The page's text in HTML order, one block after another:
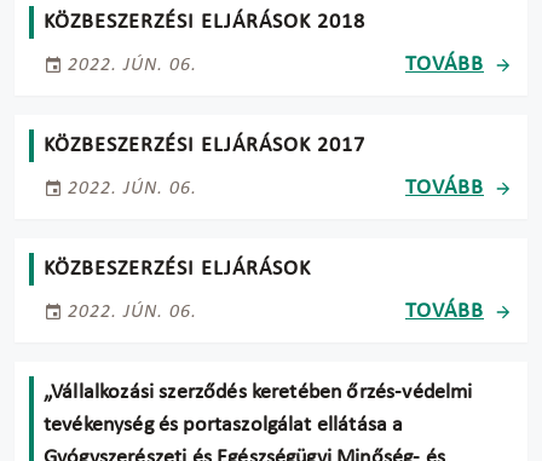
KÖZBESZERZÉSI ELJÁRÁSOK 2018
2022. JÚN. 06. TOVÁBB
KÖZBESZERZÉSI ELJÁRÁSOK 2017
2022. JÚN. 06. TOVÁBB
KÖZBESZERZÉSI ELJÁRÁSOK
2022. JÚN. 06. TOVÁBB
„Vállalkozási szerződés keretében őrzés-védelmi
tevékenység és portaszolgálat ellátása a